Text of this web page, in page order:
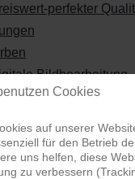
perfekter
Bildbearbeitung
Cookies
auf unserer
für den Betrieb
uns helfen, diese
zu verbessern